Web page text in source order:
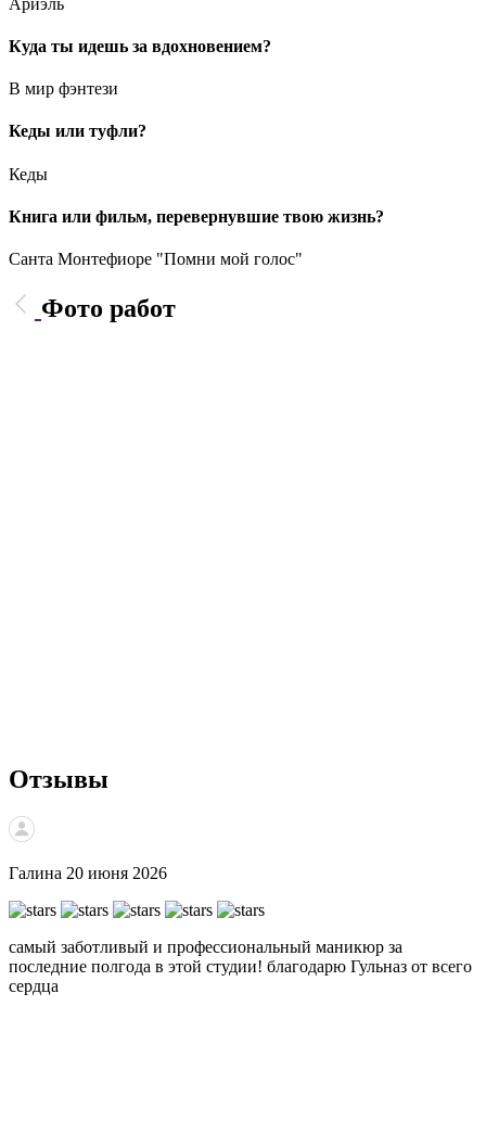
Куда ты идешь за вдохновением?
В мир фэнтези
Кеды или туфли?
Кеды
Книга или фильм, перевернувшие твою жизнь?
Санта Монтефиоре "Помни мой голос"
Фото работ
Отзывы
Галина 20 июня 2026
самый заботливый и профессиональный маникюр за
последние полгода в этой студии! благодарю Гульназ от всего
сердца